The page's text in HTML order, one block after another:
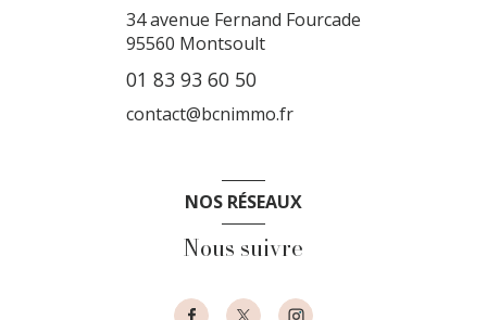
34 avenue Fernand Fourcade
95560 Montsoult
01 83 93 60 50
contact@bcnimmo.fr
NOS RÉSEAUX
Nous suivre